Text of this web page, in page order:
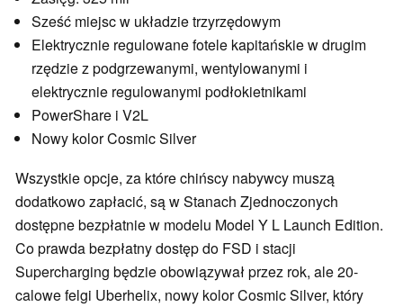
Sześć miejsc w układzie trzyrzędowym
Elektrycznie regulowane fotele kapitańskie w drugim
rzędzie z podgrzewanymi, wentylowanymi i
elektrycznie regulowanymi podłokietnikami
PowerShare i V2L
Nowy kolor Cosmic Silver
Wszystkie opcje, za które chińscy nabywcy muszą
dodatkowo zapłacić, są w Stanach Zjednoczonych
dostępne bezpłatnie w modelu Model Y L Launch Edition.
Co prawda bezpłatny dostęp do FSD i stacji
Supercharging będzie obowiązywał przez rok, ale 20-
calowe felgi Uberhelix, nowy kolor Cosmic Silver, który